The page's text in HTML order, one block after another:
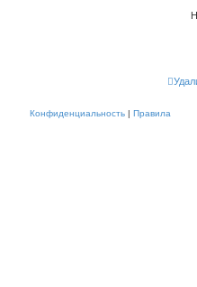
Конфиденциальность | Правила